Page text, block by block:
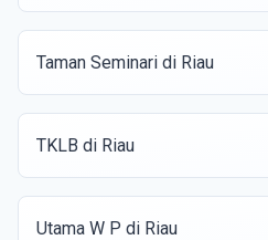
Taman Seminari di Riau
TKLB di Riau
Utama W P di Riau